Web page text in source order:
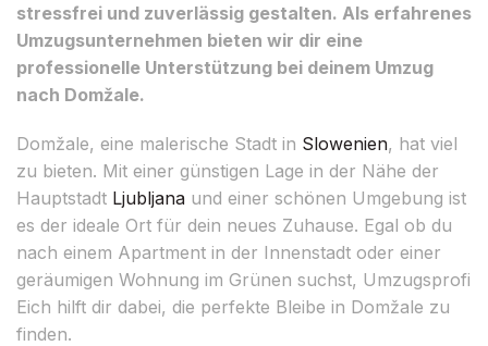
stressfrei und zuverlässig gestalten. Als erfahrenes
Umzugsunternehmen bieten wir dir eine
professionelle Unterstützung bei deinem Umzug
nach Domžale.
Domžale, eine malerische Stadt in Slowenien, hat viel
zu bieten. Mit einer günstigen Lage in der Nähe der
Hauptstadt Ljubljana und einer schönen Umgebung ist
es der ideale Ort für dein neues Zuhause. Egal ob du
nach einem Apartment in der Innenstadt oder einer
geräumigen Wohnung im Grünen suchst, Umzugsprofi
Eich hilft dir dabei, die perfekte Bleibe in Domžale zu
finden.